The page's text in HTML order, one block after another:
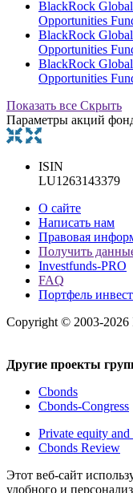
BlackRock
Opportunities
BlackRock
Opportunities
BlackRock
Opportunities
Показать все Скрыть
Параметры акций
ISIN
LU1263143379
О сайте
Написать нам
Правовая
Получить
Investfunds-PRO
FAQ
Портфель
Copyright © 2003-2026
Другие проекты
Cbonds
Cbonds-Congress
Private equity
Cbonds Review
Этот веб-сайт
удобного и